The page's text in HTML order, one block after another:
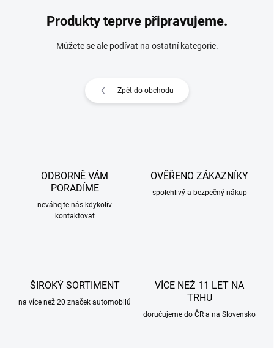
Produkty teprve připravujeme.
Můžete se ale podívat na ostatní kategorie.
Zpět do obchodu
ODBORNĚ VÁM
PORADÍME
neváhejte nás kdykoliv
kontaktovat
OVĚŘENO ZÁKAZNÍKY
spolehlivý a bezpečný nákup
ŠIROKÝ SORTIMENT
na více než 20 značek automobilů
VÍCE NEŽ 11 LET NA
TRHU
doručujeme do ČR a na Slovensko